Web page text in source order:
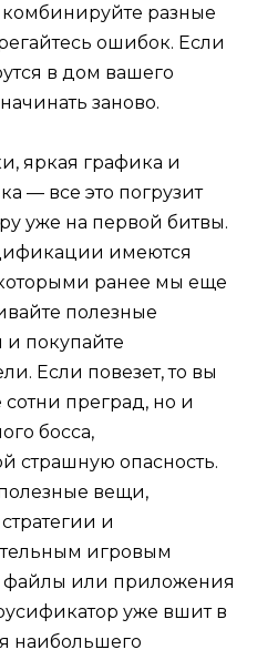
разные
ошибок. Если
в дом вашего
заново.
яркая графика и
— все это погрузит
уже на первой битвы.
имеются
ранее мы еще
полезные
и покупайте
Если повезет, то вы
преград, но и
босса,
страшную опасность.
вещи,
и
игровым
файлы или приложения
уже вшит в
наибольшего